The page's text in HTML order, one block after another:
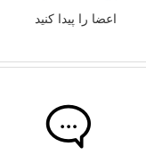
اعضا را پیدا کنید